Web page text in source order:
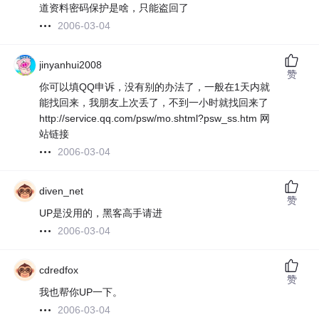
道资料密码保护是啥，只能盗回了
2006-03-04
jinyanhui2008
你可以填QQ申诉，没有别的办法了，一般在1天内就
能找回来，我朋友上次丢了，不到一小时就找回来了
http://service.qq.com/psw/mo.shtml?psw_ss.htm 网
站链接
2006-03-04
赞
diven_net
UP是没用的，黑客高手请进
2006-03-04
赞
cdredfox
我也帮你UP一下。
2006-03-04
赞